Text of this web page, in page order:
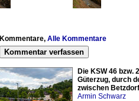
Kommentare, Alle Kommentare
Kommentar verfassen
Die KSW 46 bzw.
Güterzug, durch
zwischen
Armin Schwarz